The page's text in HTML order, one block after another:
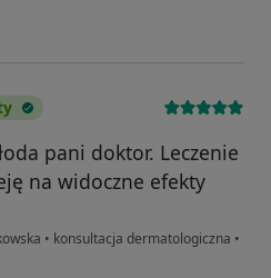
pani doktor. Leczenie
na widoczne efekty
• konsultacja dermatologiczna •